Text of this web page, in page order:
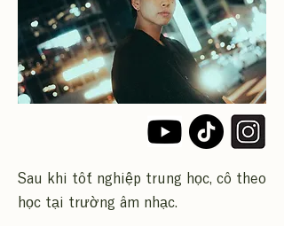
Sau khi tốt nghiệp trung học, cô theo
học tại trường âm nhạc.